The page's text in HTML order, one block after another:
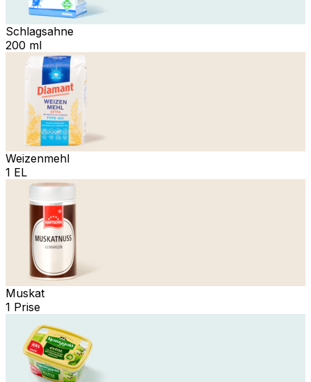
Schlagsahne
200 ml
Weizenmehl
1 EL
Muskat
1 Prise